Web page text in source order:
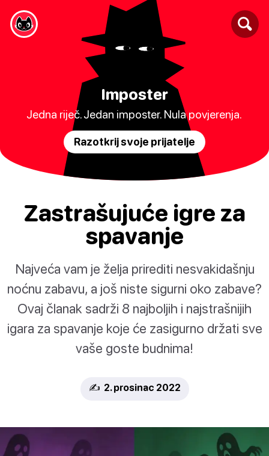
Imposter
Jedna riječ. Jedan imposter. Nula povjerenja.
Razotkrij svoje prijatelje
Zastrašujuće igre za
spavanje
Najveća vam je želja prirediti nesvakidašnju
noćnu zabavu, a još niste sigurni oko zabave?
Ovaj članak sadrži 8 najboljih i najstrašnijih
igara za spavanje koje će zasigurno držati sve
vaše goste budnima!
✍️ 2. prosinac 2022